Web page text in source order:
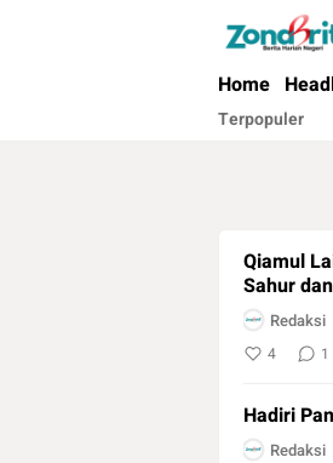
Berita Harian
Home
Terpopuler
Qiamul
Sahur
Redaksi
4 1
Hadiri
Redaksi